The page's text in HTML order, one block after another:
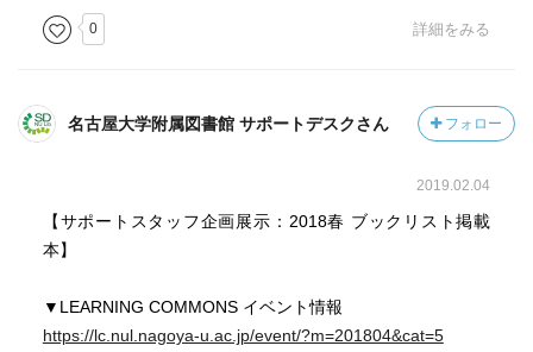
0 詳細をみる
名古屋大学附属図書館 サポートデスクさん フォロー
2019.02.04
【サポートスタッフ企画展示：2018春 ブックリスト掲載
本】
▼LEARNING COMMONS イベント情報
https://lc.nul.nagoya-u.ac.jp/event/?m=201804&cat=5